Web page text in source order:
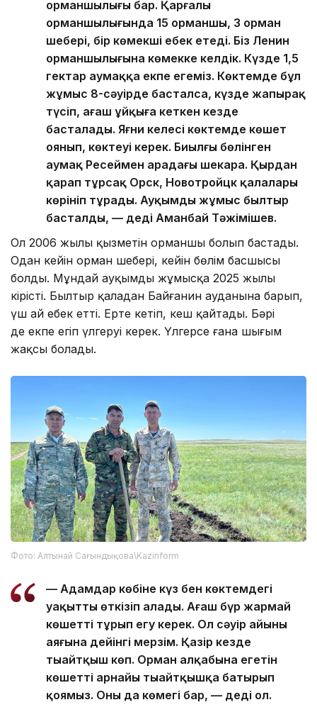
орманшылығы бар. Қарғалы
орманшылығында 15 орманшы, 3 орман
шебері, бір көмекші еңбек етеді. Біз Ленин
орманшылығына көмекке келдік. Күзде 1,5
гектар аумаққа екпе егеміз. Көктемде бұл
жұмыс 8-сәуірде басталса, күзде жапырақ
түсіп, ағаш ұйқыға кеткен кезде
басталады. Яғни келесі көктемде көшет
оянып, көктеуі керек. Биылғы бөлінген
аумақ Ресеймен арадағы шекара. Қырдан
қарап тұрсақ Орск, Новотройцк қалалары
көрініп тұрады. Ауқымды жұмыс былтыр
басталды, — деді Аманбай Тәжімішев.
Ол 2006 жылы қызметін орманшы болып бастады.
Одан кейін орман шебері, кейін бөлім басшысы
болды. Мұндай ауқымды жұмысқа 2025 жылы
кірісті. Былтыр қаладан Байғанин ауданына барып,
үш ай еңбек етті. Ерте кетіп, кеш қайтады. Бәрі
де екпе егіп үлгеруі керек. Үлгерсе ғана шығым
жақсы болады.
Фото: Алтынай Сағындықова\Kazinform
— Адамдар көбіне күз бен көктемдегі
уақытты өткізіп алады. Ағаш бүр жармай
көшетті тұрып егу керек. Ол сәуір айының
аяғына дейінгі мерзім. Қазір кезде
тыңайтқыш көп. Орман алқабына егетін
көшетті арнайы тыңайтқышқа батырып
қоямыз. Оның да көмегі бар, — деді ол.